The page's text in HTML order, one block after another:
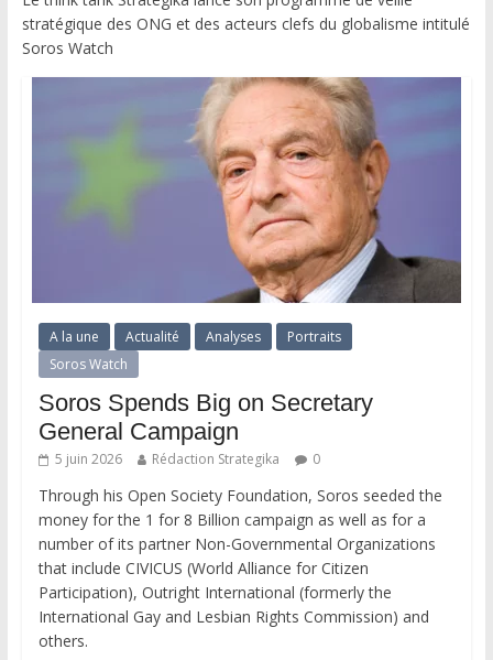
stratégique des ONG et des acteurs clefs du globalisme intitulé
Soros Watch
A la une Actualité Analyses
Portraits
Soros Watch
Soros Spends Big on Secretary
General Campaign
5 juin 2026 Rédaction Strategika 0
Through his Open Society Foundation, Soros seeded the
money for the 1 for 8 Billion campaign as well as for a
number of its partner Non-Governmental Organizations
that include CIVICUS (World Alliance for Citizen
Participation), Outright International (formerly the
International Gay and Lesbian Rights Commission) and
others.